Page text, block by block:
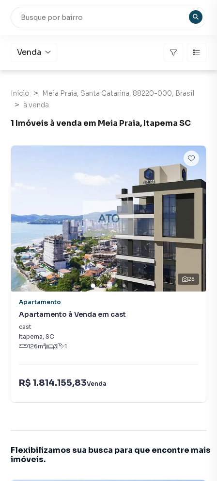
Venda
Início
Meia Praia, Santa Catarina, 88220-000, Brasil
à venda
1 Imóveis à venda em Meia Praia, Itapema SC
25
Apartamento
Apartamento à Venda em cast
cast
Itapema, SC
126m² 3 1
R$ 1.814.155,83Venda
Flexibilizamos sua busca para que encontre mais
imóveis.